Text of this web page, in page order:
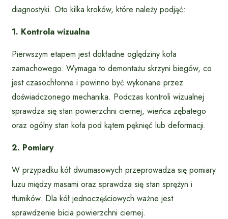
diagnostyki. Oto kilka kroków, które należy podjąć:
1. Kontrola wizualna
Pierwszym etapem jest dokładne oględziny koła
zamachowego. Wymaga to demontażu skrzyni biegów, co
jest czasochłonne i powinno być wykonane przez
doświadczonego mechanika. Podczas kontroli wizualnej
sprawdza się stan powierzchni ciernej, wieńca zębatego
oraz ogólny stan koła pod kątem pęknięć lub deformacji.
2. Pomiary
W przypadku kół dwumasowych przeprowadza się pomiary
luzu między masami oraz sprawdza się stan sprężyn i
tłumików. Dla kół jednoczęściowych ważne jest
sprawdzenie bicia powierzchni ciernej.